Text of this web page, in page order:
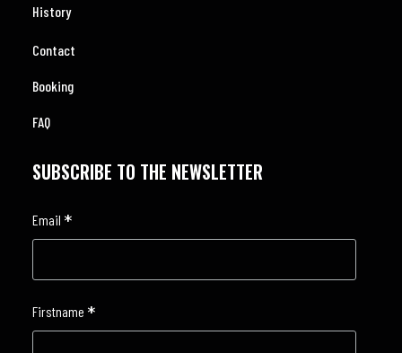
History
Contact
Booking
FAQ
SUBSCRIBE TO THE NEWSLETTER
Email *
Firstname *